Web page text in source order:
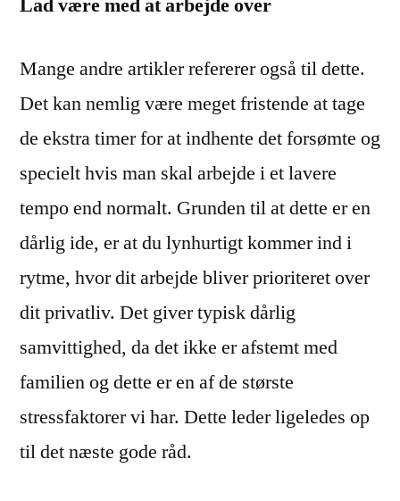
Mange andre artikler refererer også til dette.
Det kan nemlig være meget fristende at tage
de ekstra timer for at indhente det forsømte og
specielt hvis man skal arbejde i et lavere
tempo end normalt. Grunden til at dette er en
dårlig ide, er at du lynhurtigt kommer ind i
rytme, hvor dit arbejde bliver prioriteret over
dit privatliv. Det giver typisk dårlig
samvittighed, da det ikke er afstemt med
familien og dette er en af de største
stressfaktorer vi har. Dette leder ligeledes op
til det næste gode råd.